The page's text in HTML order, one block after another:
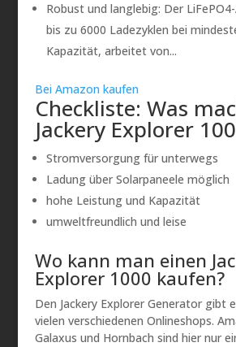
Robust und langlebig: Der
bis zu 6000 Ladezyklen bei
Kapazität, arbeitet von...
Bei Amazon kaufen
Checkliste: Was
Jackery Explorer
Stromversorgung für unterwegs
Ladung über Solarpaneele möglich
hohe Leistung und Kapazität
umweltfreundlich und leise
Wo kann man einen
Explorer 1000 kaufen?
Den Jackery Explorer Generator gibt
vielen verschiedenen Onlineshops.
Galaxus und Hornbach sind hier nur